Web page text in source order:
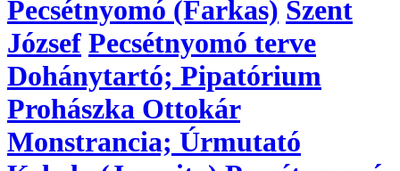
Pecsétnyomó (Farkas) Szent
József Pecsétnyomó terve
Dohánytartó; Pipatórium
Prohászka Ottokár
Monstrancia; Úrmutató